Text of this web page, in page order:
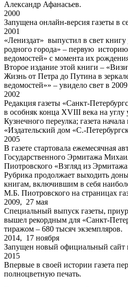
Александр Афанасьев.
2000
Запущена онлайн-версия газеты в
2001
«Лениздат» выпустил в свет
родного города» – первую
ведомостей» с момента их
Второе издание этой книги –
Жизнь от Петра до Путина в
ведомостей»» – увидело свет в 2009
2002
Редакция газеты «Санкт-
в особняк конца XVIII века на
Кузнечного переулка; газета
«Издательский дом «С.-
2005
В газете стартовала ежемесячная
Государственного Эрмитажа
Пиотровского «Взгляд из
Рубрика продолжает выходить
книгам, включившим в себя
М.Б. Пиотровского на страницах
2009, 27 мая
Специальный выпуск газеты,
вышел рекордным для «Санкт-
тиражом – 680 тысяч экземпляров.
2014, 17 ноября
Запущен новый официальный сайт
2015
Впервые в своей истории газета
полноцветную печать.